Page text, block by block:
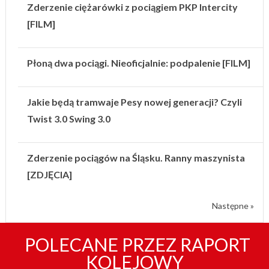
Zderzenie ciężarówki z pociągiem PKP Intercity
[FILM]
Płoną dwa pociągi. Nieoficjalnie: podpalenie [FILM]
Jakie będą tramwaje Pesy nowej generacji? Czyli
Twist 3.0 Swing 3.0
Zderzenie pociągów na Śląsku. Ranny maszynista
[ZDJĘCIA]
Następne »
POLECANE PRZEZ RAPORT
KOLEJOWY